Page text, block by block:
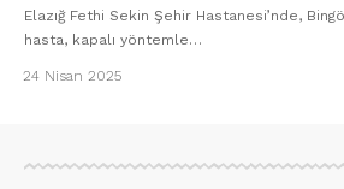
Elazığ Fethi Sekin Şehir Hastanesi’nde,
hasta, kapalı yöntemle…
24 Nisan 2025